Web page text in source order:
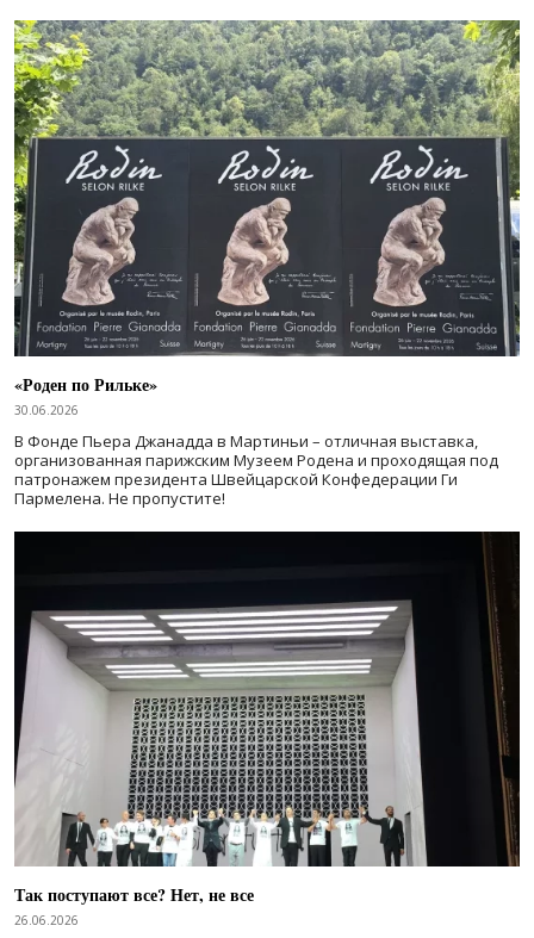
«Роден по Рильке»
30.06.2026
В Фонде Пьера Джанадда в Мартиньи – отличная выставка,
организованная парижским Музеем Родена и проходящая под
патронажем президента Швейцарской Конфедерации Ги
Пармелена. Не пропустите!
Так поступают все? Нет, не все
26.06.2026